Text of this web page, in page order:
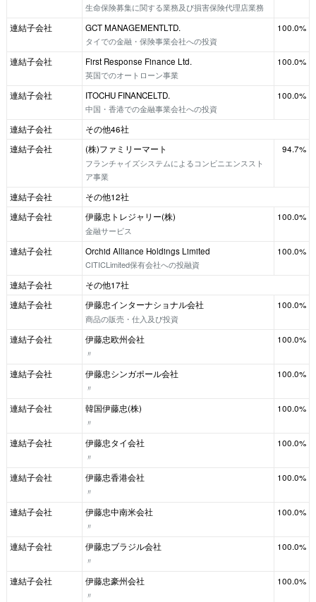
生命保険募集に関する業務及び損害保険代理店業務
連結子会社
GCT MANAGEMENTLTD.
タイでの金融・保険事業会社への投資
100.0%
連結子会社
First Response Finance Ltd.
英国でのオートローン事業
100.0%
連結子会社
ITOCHU FINANCELTD.
中国・香港での金融事業会社への投資
100.0%
連結子会社
その他46社
連結子会社
(株)ファミリーマート
フランチャイズシステムによるコンビニエンススト
ア事業
94.7%
連結子会社
その他12社
連結子会社
伊藤忠トレジャリー(株)
金融サービス
100.0%
連結子会社
Orchid Alliance Holdings Limited
CITICLimited保有会社への投融資
100.0%
連結子会社
その他17社
連結子会社
伊藤忠インターナショナル会社
商品の販売・仕入及び投資
100.0%
連結子会社
伊藤忠欧州会社
〃
100.0%
連結子会社
伊藤忠シンガポール会社
〃
100.0%
連結子会社
韓国伊藤忠(株)
〃
100.0%
連結子会社
伊藤忠タイ会社
〃
100.0%
連結子会社
伊藤忠香港会社
〃
100.0%
連結子会社
伊藤忠中南米会社
〃
100.0%
連結子会社
伊藤忠ブラジル会社
〃
100.0%
連結子会社
伊藤忠豪州会社
〃
100.0%